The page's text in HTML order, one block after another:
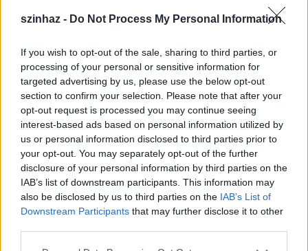
szinhaz - Do Not Process My Personal Information
If you wish to opt-out of the sale, sharing to third parties, or
processing of your personal or sensitive information for
targeted advertising by us, please use the below opt-out
section to confirm your selection. Please note that after your
opt-out request is processed you may continue seeing
interest-based ads based on personal information utilized by
us or personal information disclosed to third parties prior to
your opt-out. You may separately opt-out of the further
disclosure of your personal information by third parties on the
IAB’s list of downstream participants. This information may
also be disclosed by us to third parties on the IAB’s List of
Downstream Participants that may further disclose it to other
A tematikus évad programjain kívül az Opera
250. évfordulójáról is. Egyetlen operáját aFidelio-
specialistának számító világsztár operarendező,
Harry Kupferszínpadra vitelében veszi át a Berlini
Staatsopertől. Az Opera újévi koncertjén ebben az
évadban egy ritkán hallható Beethoven-művel is
ünnepel:Oberfrank Pálrendezésében állítja
színpadra a német zeneszerzőIstván királycímű
alkotását, amelyet eredetileg August von Kotzebue
azonos című színpadi művéhez írt kísérőzeneként,
majd hagyományosan a IX. szimfónia következik, ám
mostantól az Opera egykori főzeneigazgatója,
Gustav Mahler megerősítéseivel. A kortárs művek
között szerepel Philip Glass Jean Cocteau műve
nyomán készült Vásott kölykök című táncoperája,